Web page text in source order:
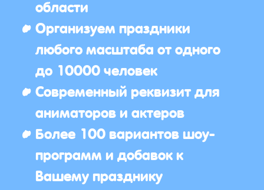
Организуем праздники
любого масштаба от одного
до 10000 человек
Современный реквизит для
аниматоров и актеров
Более 100 вариантов шоу-
программ и добавок к
Вашему празднику